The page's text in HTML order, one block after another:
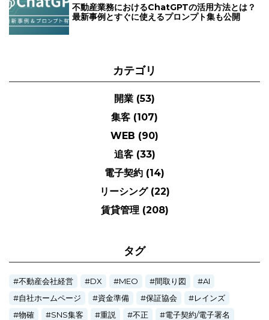
不動産業務におけるChatGPTの活用方法とは？
最新事例とすぐに使えるプロンプト集も公開
カテゴリ
開業 (53)
集客 (107)
WEB (90)
追客 (33)
電子契約 (14)
リーシング (22)
賃貸管理 (208)
タグ
不動産会社経営 DX MEO 間取り図
AI
自社ホームページ
資金準備 保証協会
レインズ
物確
SNS集客 重説 不正
電子契約/電子署名